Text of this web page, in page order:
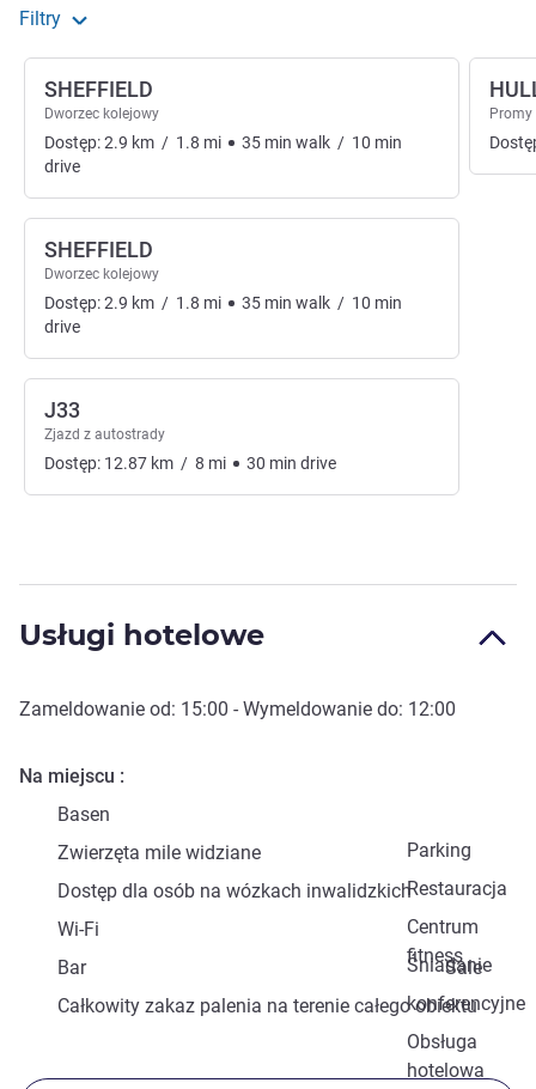
Filtry
SHEFFIELD
Dworzec kolejowy
Dostęp:2.9 km / 1.8 mi 35 min walk / 10 min
drive
SHEFFIELD
Dworzec kolejowy
Dostęp:2.9 km / 1.8 mi 35 min walk / 10 min
drive
J33
Zjazd z autostrady
Dostęp: 12.87 km / 8 mi 30 min drive
Promy
Usługi hotelowe
Zameldowanie od: 15:00 - Wymeldowanie do: 12:00
Na miejscu
Basen
Parking
Zwierzęta mile widziane
Restauracja
Dostęp dla osób na wózkach inwalidzkich
Centrum
fitness
Wi-Fi
Śniadanie
Bar
Sale
konferencyjne
Całkowity zakaz palenia na terenie całego obiektu
Obsługa
hotelowa